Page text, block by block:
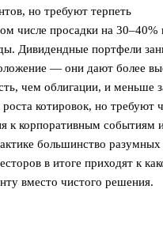
но требуют терпеть
числе просадки на 30–40%
Дивидендные портфели
— они дают более
чем облигации, и меньше
роста котировок, но требуют
к корпоративным событиям
большинство разумных
в итоге приходят к
вместо чистого решения.